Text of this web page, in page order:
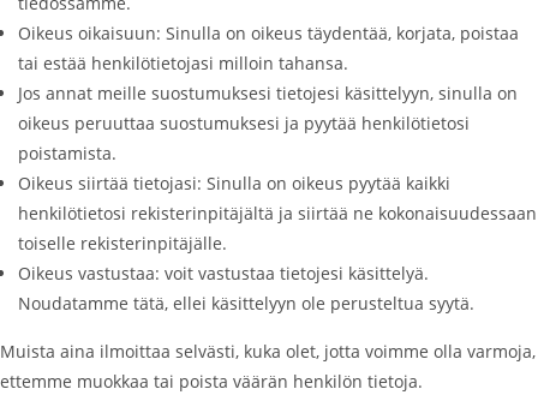
Oikeus oikaisuun: Sinulla on oikeus täydentää, korjata, poistaa
tai estää henkilötietojasi milloin tahansa.
Jos annat meille suostumuksesi tietojesi käsittelyyn, sinulla on
oikeus peruuttaa suostumuksesi ja pyytää henkilötietosi
poistamista.
Oikeus siirtää tietojasi: Sinulla on oikeus pyytää kaikki
henkilötietosi rekisterinpitäjältä ja siirtää ne kokonaisuudessaan
toiselle rekisterinpitäjälle.
Oikeus vastustaa: voit vastustaa tietojesi käsittelyä.
Noudatamme tätä, ellei käsittelyyn ole perusteltua syytä.
Muista aina ilmoittaa selvästi, kuka olet, jotta voimme olla varmoja,
ettemme muokkaa tai poista väärän henkilön tietoja.